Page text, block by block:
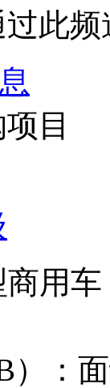
此
目
商用
：